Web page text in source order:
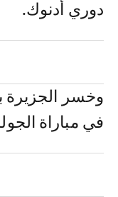
دوري أدنوك.
وخسر الجزيرة
في مباراة